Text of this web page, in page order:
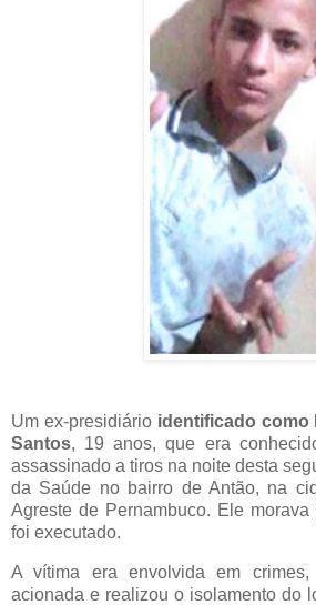
Um ex-presidiário identificado como
Santos, 19 anos, que era
assassinado a tiros na noite desta
da Saúde no bairro de Antão, na
Agreste de Pernambuco. Ele
foi executado.
A vítima era envolvida em
acionada e realizou o isolamento do